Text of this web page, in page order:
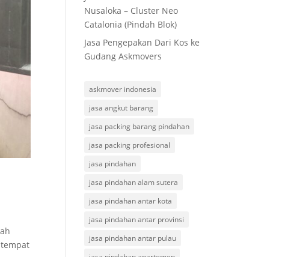
Nusaloka – Cluster Neo
Catalonia (Pindah Blok)
Jasa Pengepakan Dari Kos ke
Gudang Askmovers
askmover indonesia
jasa angkut barang
jasa packing barang pindahan
jasa packing profesional
jasa pindahan
jasa pindahan alam sutera
jasa pindahan antar kota
jasa pindahan antar provinsi
jasa pindahan antar pulau